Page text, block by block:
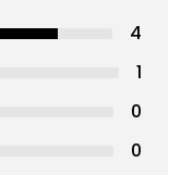
4
1
0
0